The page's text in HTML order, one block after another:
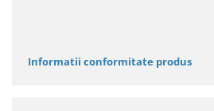
Informatii conformitate produs